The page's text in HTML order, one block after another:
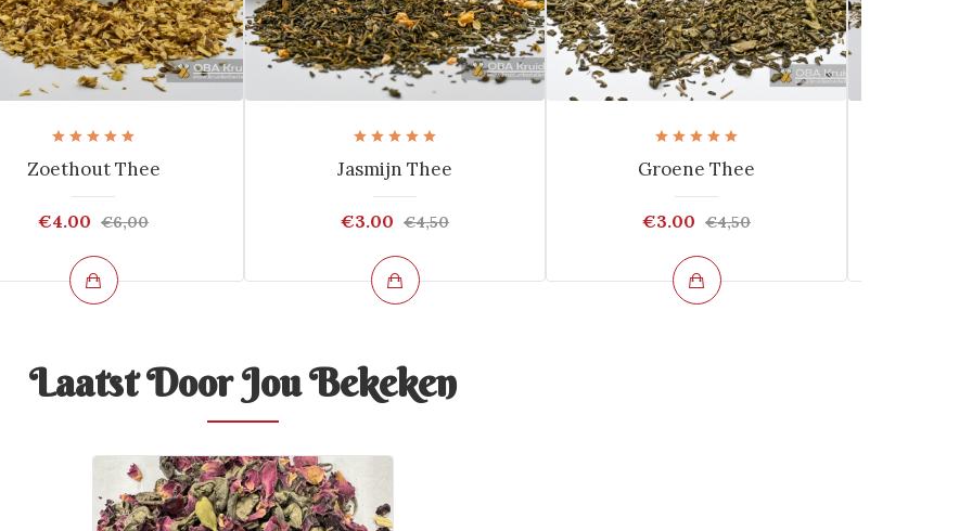
Zoethout Thee
€4.00 €6,00
Jasmijn Thee
€3.00 €4,50
Groene Thee
€3.00 €4,50
Laatst Door Jou Bekeken